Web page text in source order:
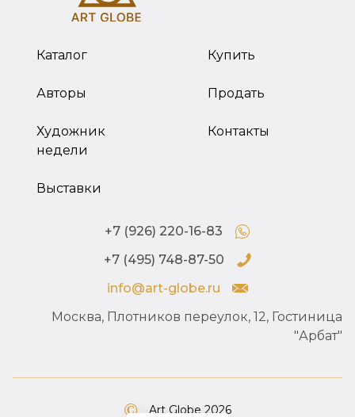
Каталог
Авторы
Художник
недели
Выставки
Купить
Продать
Контакты
+7 (926) 220-16-83
+7 (495) 748-87-50
info@art-globe.ru
Москва, Плотников переулок, 12, Гостиница
"Арбат"
Art Globe 2026